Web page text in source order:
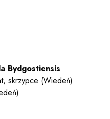
Bydgostiensis
skrzypce (Wiedeń)